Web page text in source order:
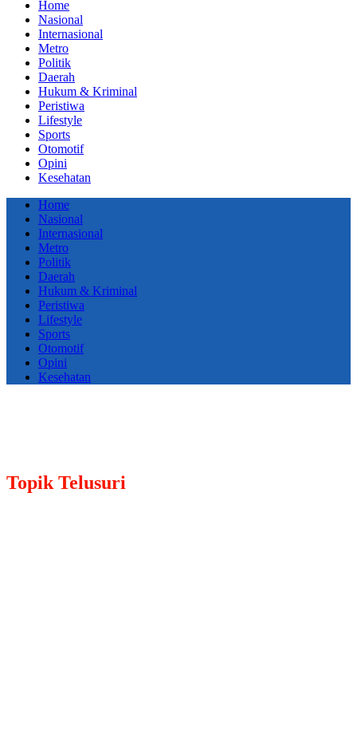
Home
Nasional
Internasional
Metro
Politik
Daerah
Hukum & Kriminal
Peristiwa
Lifestyle
Sports
Otomotif
Opini
Kesehatan
Home
Nasional
Internasional
Metro
Politik
Daerah
Hukum & Kriminal
Peristiwa
Lifestyle
Sports
Otomotif
Opini
Kesehatan
Topik Telusuri